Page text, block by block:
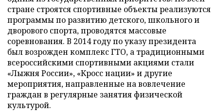
стране строятся спортивные объекты реализуются
программы по развитию детского, школьного и
дворового спорта, проводятся массовые
соревнования. В 2014 году по указу президента
был возрожден комплекс ГТО, а традиционными
всероссийскими спортивными акциями стали
«Лыжня России», «Кросс нации» и другие
мероприятия, направленные на вовлечение
граждан в регулярные занятия физической
культурой.